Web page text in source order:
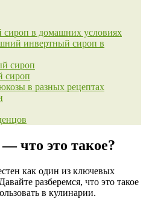
сироп в домашних условиях
инвертный сироп в
сироп
сироп
в разных рецептах
что это такое?
как один из ключевых
разберемся, что это такое
в кулинарии.